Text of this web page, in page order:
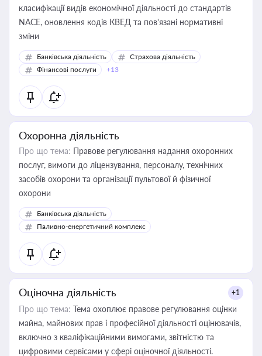
класифікації видів економічної діяльності до стандартів
NACE, оновлення кодів КВЕД та пов'язані нормативні
зміни
Банківська діяльність
Страхова діяльність
Фінансові послуги
+13
Охоронна діяльність
Про що тема: Правове регулювання надання охоронних
послуг, вимоги до ліцензування, персоналу, технічних
засобів охорони та організації пультової й фізичної
охорони
Банківська діяльність
Паливно-енергетичний комплекс
Оціночна діяльність +1
Про що тема: Тема охоплює правове регулювання оцінки
майна, майнових прав і професійної діяльності оцінювачів,
включно з кваліфікаційними вимогами, звітністю та
цифровими сервісами у сфері оціночної діяльності.